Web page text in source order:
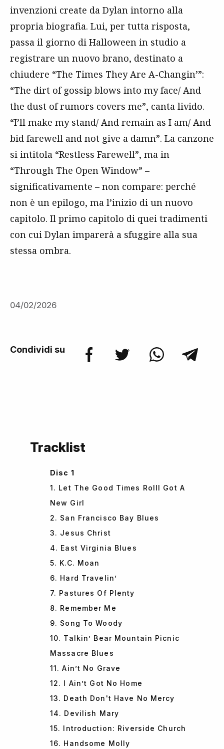
invenzioni create da Dylan intorno alla
propria biografia. Lui, per tutta risposta,
passa il giorno di Halloween in studio a
registrare un nuovo brano, destinato a
chiudere “The Times They Are A-Changin’”:
“The dirt of gossip blows into my face/ And
the dust of rumors covers me”, canta livido.
“I’ll make my stand/ And remain as I am/ And
bid farewell and not give a damn”. La canzone
si intitola “Restless Farewell”, ma in
“Through The Open Window” –
significativamente – non compare: perché
non è un epilogo, ma l’inizio di un nuovo
capitolo. Il primo capitolo di quei tradimenti
con cui Dylan imparerà a sfuggire alla sua
stessa ombra.
04/02/2026
Condividi su
Tracklist
Disc 1
1. Let The Good Times RollI Got A
New Girl
2. San Francisco Bay Blues
3. Jesus Christ
4. East Virginia Blues
5. K.C. Moan
6. Hard Travelin’
7. Pastures Of Plenty
8. Remember Me
9. Song To Woody
10. Talkin’ Bear Mountain Picnic
Massacre Blues
11. Ain’t No Grave
12. I Ain’t Got No Home
13. Death Don't Have No Mercy
14. Devilish Mary
15. Introduction: Riverside Church
16. Handsome Molly